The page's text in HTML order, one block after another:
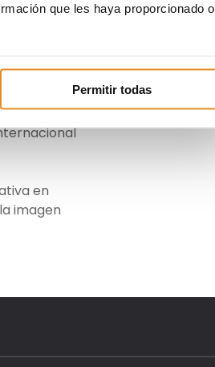
que les haya proporcionado o
Permitir todas
de SIMA,
en
imagen